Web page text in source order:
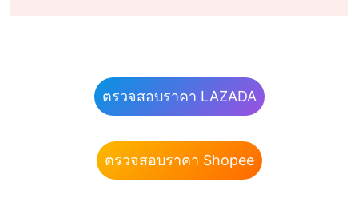
ตรวจสอบราคา LAZADA
ตรวจสอบราคา Shopee